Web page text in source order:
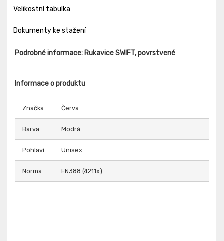
Velikostní tabulka
Dokumenty ke stažení
Podrobné informace: Rukavice SWIFT, povrstvené
Informace o produktu
Značka Červa
Barva Modrá
Pohlaví Unisex
Norma EN388 (4211x)